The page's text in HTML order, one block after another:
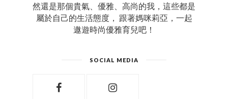
然還是那個貴氣、優雅、高尚的我，這些都是
屬於自己的生活態度， 跟著媽咪莉亞，一起
遨遊時尚優雅育兒吧！
SOCIAL MEDIA